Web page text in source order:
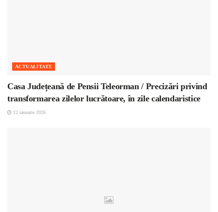
ACTUALITATE
Casa Județeană de Pensii Teleorman / Precizări privind
transformarea zilelor lucrătoare, în zile calendaristice
12 ianuarie 2026